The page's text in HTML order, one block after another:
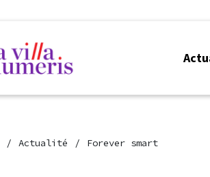
Actualité Forever smart